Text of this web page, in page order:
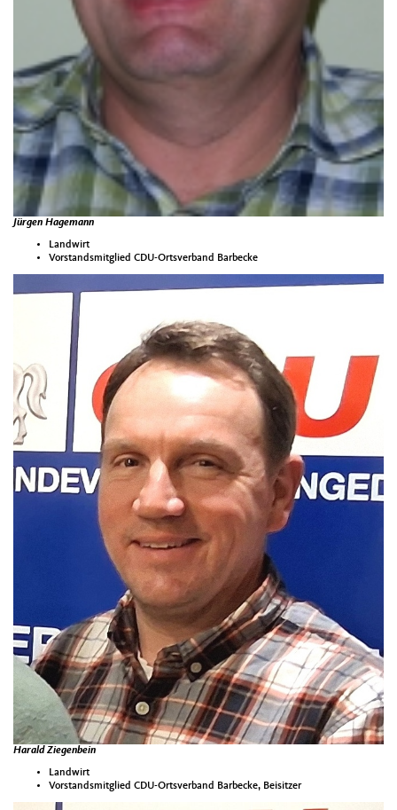
Jürgen Hagemann
Landwirt
Vorstandsmitglied CDU-Ortsverband Barbecke
Harald Ziegenbein
Landwirt
Vorstandsmitglied CDU-Ortsverband Barbecke, Beisitzer